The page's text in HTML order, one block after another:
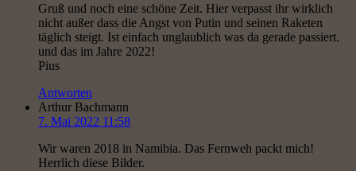
Gruß und noch eine schöne Zeit. Hier verpasst ihr wirklich
nicht außer dass die Angst von Putin und seinen Raketen
täglich steigt. Ist einfach unglaublich was da gerade passiert.
und das im Jahre 2022!
Pius
Antworten
Arthur Bachmann
7. Mai 2022 11:58
Wir waren 2018 in Namibia. Das Fernweh packt mich!
Herrlich diese Bilder.